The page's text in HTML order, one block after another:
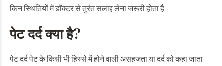
किन स्थितियों में डॉक्टर से तुरंत सलाह लेना जरूरी होता है।
पेट दर्द क्या है?
पेट दर्द पेट के किसी भी हिस्से में होने वाली असहजता या दर्द को कहा जाता